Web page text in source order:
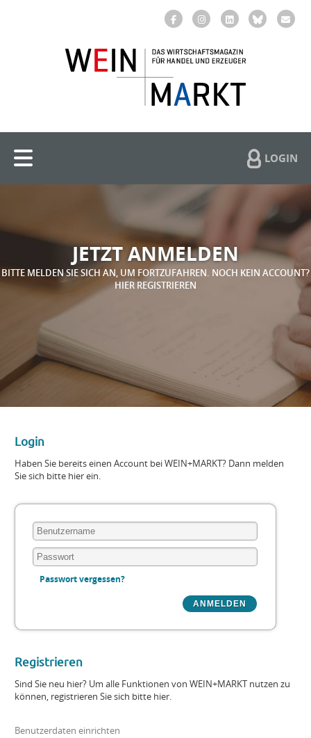
LOGIN
JETZT ANMELDEN
BITTE MELDEN SIE SICH AN, UM FORTZUFAHREN. NOCH KEIN ACCOUNT?
HIER REGISTRIEREN
Login
Haben Sie bereits einen Account bei WEIN+MARKT? Dann melden
Sie sich bitte hier ein.
Passwort vergessen?
Registrieren
Sind Sie neu hier? Um alle Funktionen von WEIN+MARKT nutzen zu
können, registrieren Sie sich bitte hier.
Benutzerdaten einrichten